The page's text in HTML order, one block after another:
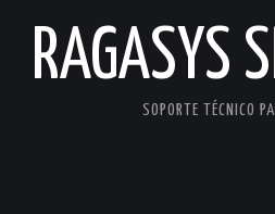
RAGASYS
SOPORTE TÉCNICO